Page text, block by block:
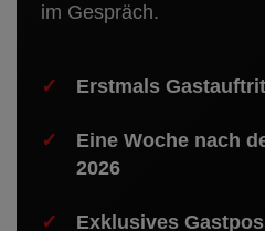
im Gespräch.
Erstmals
Eine Woche nach
2026
Exklusives